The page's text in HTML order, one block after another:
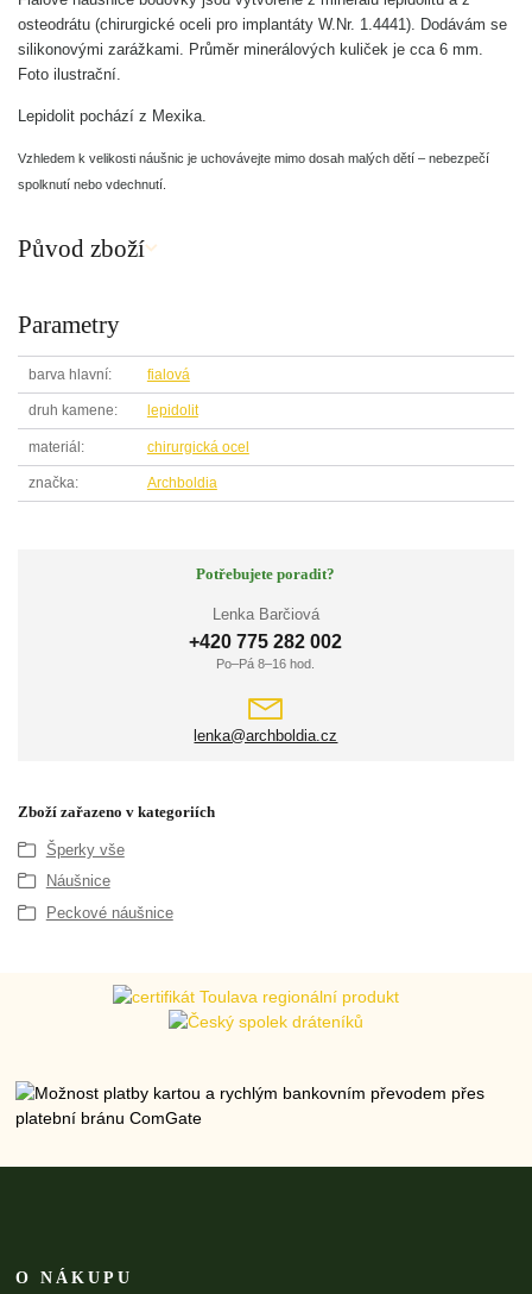
osteodrátu (chirurgické oceli pro implantáty W.Nr. 1.4441). Dodávám se
silikonovými zarážkami. Průměr minerálových kuliček je cca 6 mm.
Foto ilustrační.
Lepidolit pochází z Mexika.
Vzhledem k velikosti náušnic je uchovávejte mimo dosah malých dětí – nebezpečí
spolknutí nebo vdechnutí.
Původ zboží
Parametry
barva hlavní fialová
druh kamene lepidolit
materiál chirurgická ocel
značka Archboldia
Potřebujete poradit?
Lenka Barčiová
+420 775 282 002
Po–Pá 8–16 hod.
lenka@archboldia.cz
Zboží zařazeno v kategoriích
Šperky vše
Náušnice
Peckové náušnice
O NÁKUPU